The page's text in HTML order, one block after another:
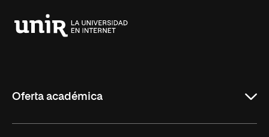
Oferta académica